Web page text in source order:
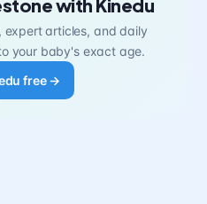
with Kinedu
expert articles, and daily
your baby's exact age.
free →